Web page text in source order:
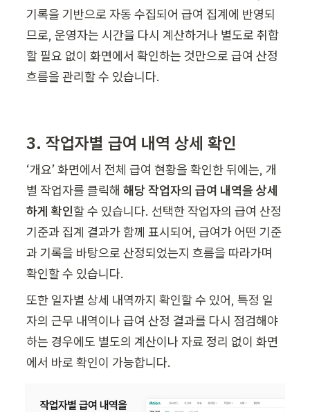
기록을 기반으로 자동 수집되어 급여 집계에 반영되
므로, 운영자는 시간을 다시 계산하거나 별도로 취합
할 필요 없이 화면에서 확인하는 것만으로 급여 산정
흐름을 관리할 수 있습니다.
3. 작업자별 급여 내역 상세 확인
‘개요’ 화면에서 전체 급여 현황을 확인한 뒤에는, 개
별 작업자를 클릭해 해당 작업자의 급여 내역을 상세
하게 확인할 수 있습니다. 선택한 작업자의 급여 산정
기준과 집계 결과가 함께 표시되어, 급여가 어떤 기준
과 기록을 바탕으로 산정되었는지 흐름을 따라가며
확인할 수 있습니다.
또한 일자별 상세 내역까지 확인할 수 있어, 특정 일
자의 근무 내역이나 급여 산정 결과를 다시 점검해야
하는 경우에도 별도의 계산이나 자료 정리 없이 화면
에서 바로 확인이 가능합니다.